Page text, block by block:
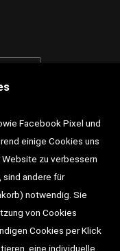
Facebook Pixel und
einige Cookies uns
zu verbessern
sind andere für
notwendig. Sie
von Cookies
Cookies per Klick
eine individuelle